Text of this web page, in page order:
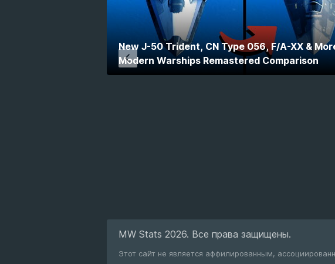
New J-50 Trident, CN Type 056, F/A-XX &
Modern Warships Remastered Comparison
MW Stats 2026. Все права защищены.
Этот сайт не является аффилированным,